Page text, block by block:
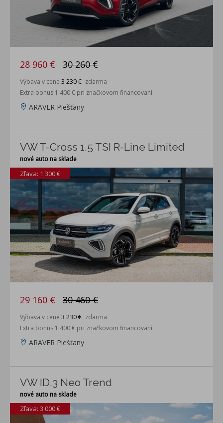
28 960 € 30 260 €
Výbava v cene 3 230 € zdarma
Extra bonus 1 400 € pri značkovom financovaní
ARAVER Piešťany
VW T-Cross 1.5 TSI R-Line Limited
nové auto na sklade
Zľava: 1 300 €
29 160 € 30 460 €
Výbava v cene 3 230 € zdarma
Extra bonus 1 400 € pri značkovom financovaní
ARAVER Piešťany
VW ID.3 Neo Trend
nové auto na sklade
Zľava: 3 000 €